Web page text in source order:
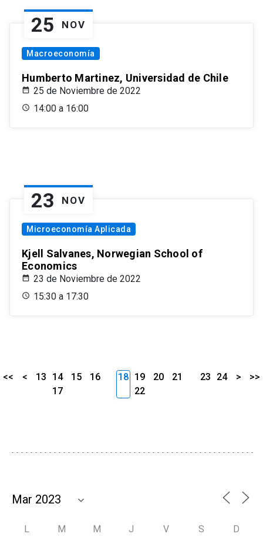
25 NOV
Macroeconomía
Humberto Martinez, Universidad de Chile
25 de Noviembre de 2022
14:00 a 16:00
23 NOV
Microeconomía Aplicada
Kjell Salvanes, Norwegian School of
Economics
23 de Noviembre de 2022
15:30 a 17:30
<< < 13 14 15
16
17
18 19 20
21
22
23 24 > >>
L M M J V S D